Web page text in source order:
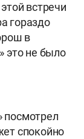
встречи
гораздо
в
это не было
посмотрел
спокойно